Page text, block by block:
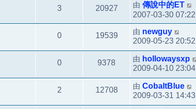
3 20927 由 傳說中的ET
2007-03-30 07:22
0 19539 由 newguy
2009-05-23 20:52
0 9378 由 hollowaysxp
2009-04-10 23:04
2 12708 由 CobaltBlue
2009-03-31 14:43